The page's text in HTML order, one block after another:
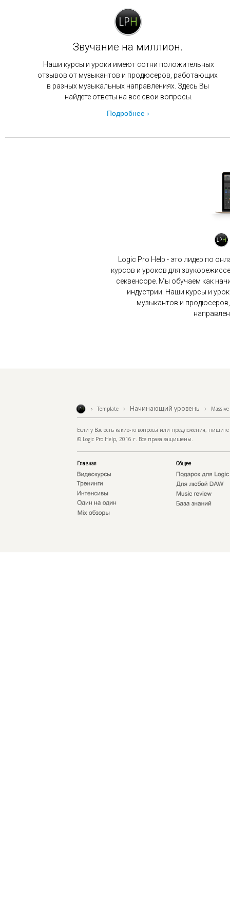
Общее
Подробнее ›
Звучание на миллион.
› Template › Начинающий уровень ›
Главная
Если у Вас есть какие-то вопросы или предложения,
© Logic Pro Help, 2016 г. Все права защищены.
Наши курсы и уроки имеют сотни положительных
отзывов от музыкантов и продюсеров, работающих
в разных музыкальных направлениях. Здесь Вы
найдете ответы на все свои вопросы.
Logic Pro Help - это лидер по
курсов и уроков для
секвенсоре. Мы обучаем как
индустрии. Наши курсы и
музыкантов и